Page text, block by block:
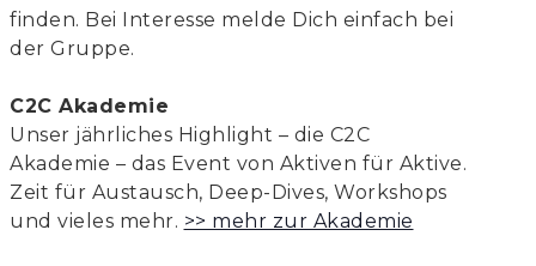
finden. Bei Interesse melde Dich einfach bei
der Gruppe.
C2C Akademie
Unser jährliches Highlight – die C2C
Akademie – das Event von Aktiven für Aktive.
Zeit für Austausch, Deep-Dives, Workshops
und vieles mehr. >> mehr zur Akademie